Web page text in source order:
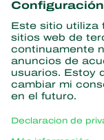
Partners with
Acerca de